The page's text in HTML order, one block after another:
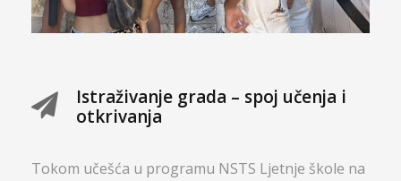
Istraživanje grada – spoj učenja i
otkrivanja
Tokom učešća u programu NSTS Ljetnje škole na